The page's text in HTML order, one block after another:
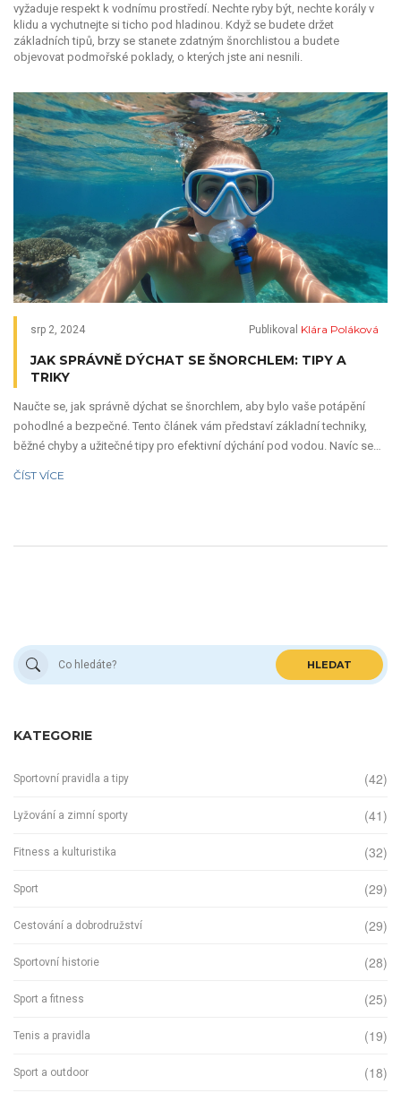
vyžaduje respekt k vodnímu prostředí. Nechte ryby být, nechte korály v
klidu a vychutnejte si ticho pod hladinou. Když se budete držet
základních tipů, brzy se stanete zdatným šnorchlistou a budete
objevovat podmořské poklady, o kterých jste ani nesnili.
srp 2, 2024 Publikoval Klára Poláková
JAK SPRÁVNĚ DÝCHAT SE ŠNORCHLEM: TIPY A
TRIKY
Naučte se, jak správně dýchat se šnorchlem, aby bylo vaše potápění
pohodlné a bezpečné. Tento článek vám představí základní techniky,
běžné chyby a užitečné tipy pro efektivní dýchání pod vodou. Navíc se
ČÍST VÍCE
HLEDAT
KATEGORIE
Sportovní pravidla a tipy (42)
Lyžování a zimní sporty (41)
Fitness a kulturistika (32)
Sport (29)
Cestování a dobrodružství (29)
Sportovní historie (28)
Sport a fitness (25)
Tenis a pravidla (19)
Sport a outdoor (18)